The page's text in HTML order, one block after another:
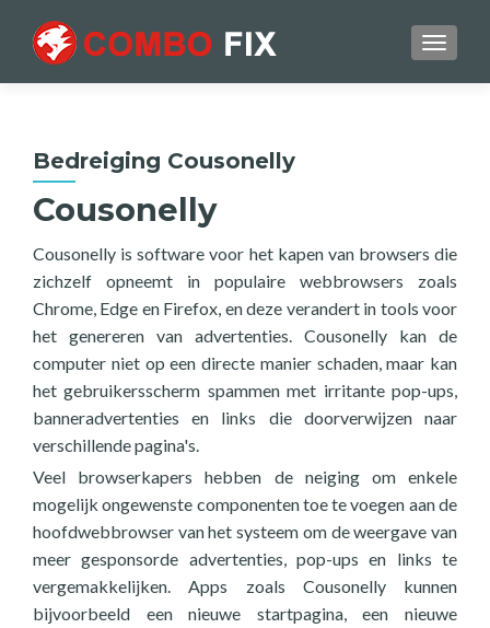
Bedreiging Cousonelly
Cousonelly
Cousonelly is software voor het kapen van browsers die
zichzelf opneemt in populaire webbrowsers zoals
Chrome, Edge en Firefox, en deze verandert in tools voor
het genereren van advertenties. Cousonelly kan de
computer niet op een directe manier schaden, maar kan
het gebruikersscherm spammen met irritante pop-ups,
banneradvertenties en links die doorverwijzen naar
verschillende pagina's.
Veel browserkapers hebben de neiging om enkele
mogelijk ongewenste componenten toe te voegen aan de
hoofdwebbrowser van het systeem om de weergave van
meer gesponsorde advertenties, pop-ups en links te
vergemakkelijken. Apps zoals Cousonelly kunnen
bijvoorbeeld een nieuwe startpagina, een nieuwe